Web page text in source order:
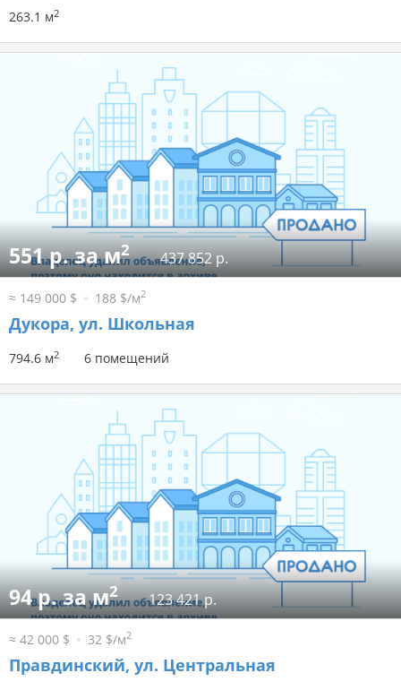
263.1 м2
551 р. за м2 437 852 р.
≈ 149 000 $ 188 $/м2
Дукора, ул. Школьная
794.6 м2 6 помещений
94 р. за м2 123 421 р.
≈ 42 000 $ 32 $/м2
Правдинский, ул. Центральная